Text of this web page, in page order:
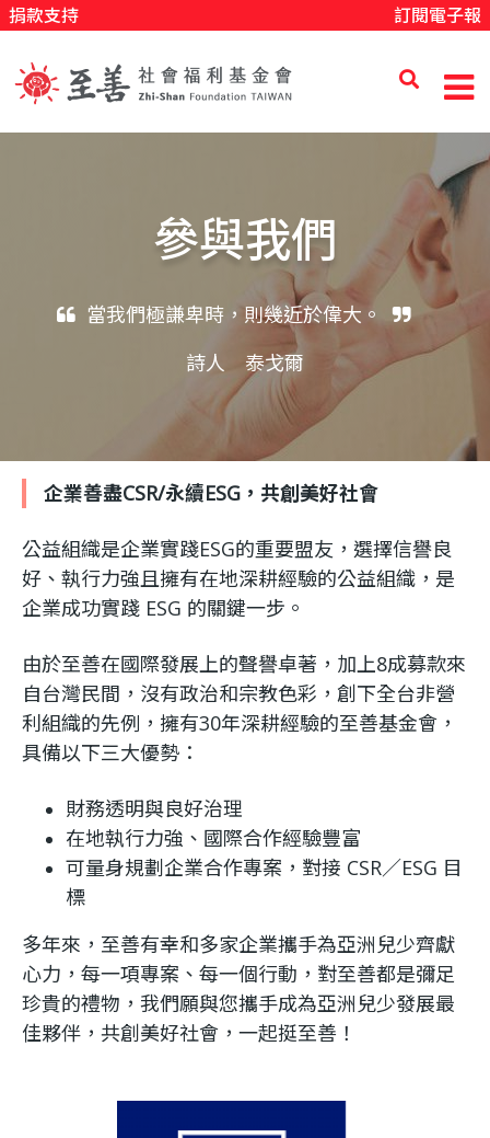
主
捐款支持 訂閱電子報
利
基
金
會
參與我們
當我們極謙卑時，則幾近於偉大。
詩人 泰戈爾
企業善盡CSR/永續ESG，共創美好社會
公益組織是企業實踐ESG的重要盟友，選擇信譽良
好、執行力強且擁有在地深耕經驗的公益組織，是
企業成功實踐 ESG 的關鍵一步。
由於至善在國際發展上的聲譽卓著，加上8成募款來
自台灣民間，沒有政治和宗教色彩，創下全台非營
利組織的先例，擁有30年深耕經驗的至善基金會，
具備以下三大優勢：
財務透明與良好治理
在地執行力強、國際合作經驗豐富
可量身規劃企業合作專案，對接 CSR／ESG 目
標
多年來，至善有幸和多家企業攜手為亞洲兒少齊獻
心力，每一項專案、每一個行動，對至善都是彌足
珍貴的禮物，我們願與您攜手成為亞洲兒少發展最
佳夥伴，共創美好社會，一起挺至善！